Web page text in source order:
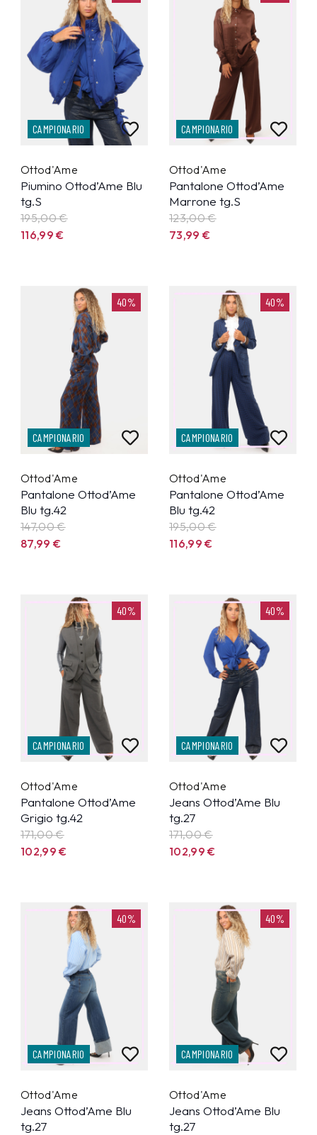
CAMPIONARIO
Ottod'Ame
Piumino Ottod’Ame Blu
tg.S
195,00 €
116,99€
CAMPIONARIO
Ottod'Ame
Pantalone Ottod’Ame
Marrone tg.S
123,00 €
73,99€
40%
CAMPIONARIO
Ottod'Ame
Pantalone Ottod’Ame
Blu tg.42
147,00 €
87,99€
40%
CAMPIONARIO
Ottod'Ame
Pantalone Ottod’Ame
Blu tg.42
195,00 €
116,99€
40%
CAMPIONARIO
Ottod'Ame
Pantalone Ottod’Ame
Grigio tg.42
171,00 €
102,99€
40%
CAMPIONARIO
Ottod'Ame
Jeans Ottod’Ame Blu
tg.27
171,00 €
102,99€
40%
CAMPIONARIO
Ottod'Ame
Jeans Ottod’Ame Blu
tg.27
40%
CAMPIONARIO
Ottod'Ame
Jeans Ottod’Ame Blu
tg.27